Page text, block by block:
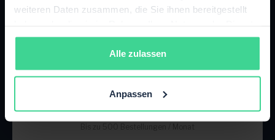
weiteren Daten zusammen, die Sie ihnen bereitgestellt
gesammelt haben.
Alle zulassen
Anpassen
Das passende Paket für dein
Wachstum
Jederzeit flexibel upgraden oder kündigen.
Starter